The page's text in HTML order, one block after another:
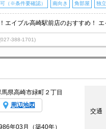
（※条件要確認） 南向き 角部屋 独
388-1701)
馬県高崎市緑町２丁目
周辺地図
交通
年03月（築40年）